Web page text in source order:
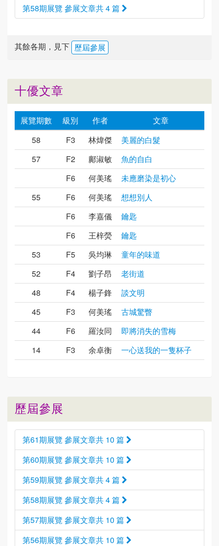
第58期展覽 參展文章共 4 篇
其餘各期，見下 歷屆參展
十優文章
展覽期數 級別 作者
文章
58
F3 林煒傑
美麗的白髮
57
F2 鄺淑敏
魚的自白
F6
何美瑤
未應磨染是初心
55
F6 何美瑤
想想別人
F6
李嘉儀
鑰匙
F6
王梓熒
鑰匙
53
F5 吳均琳
童年的味道
52
F4 劉子昂
老街道
48
F4 楊子鋒
談文明
45
F3 何美瑤
古城驚瞥
44
F6 羅汝同
即將消失的雪梅
14
F3 余卓衡 一心送我的一隻杯子
歷屆參展
第61期展覽 參展文章共 10 篇
第60期展覽 參展文章共 10 篇
第59期展覽 參展文章共 4 篇
第58期展覽 參展文章共 4 篇
第57期展覽 參展文章共 10 篇
第56期展覽 參展文章共 10 篇